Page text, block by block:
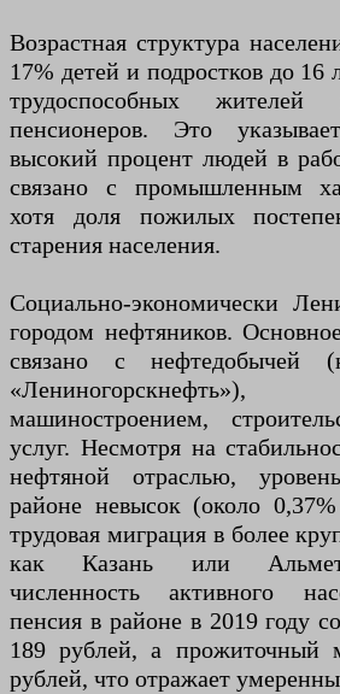
Возрастная структура
17% детей и подростков до 16
трудоспособных
пенсионеров. Это
высокий процент людей в
связано с промышленным
хотя доля пожилых
старения населения.
Социально-экономически
городом нефтяников.
связано с нефтедобычей
машиностроением,
услуг. Несмотря на
нефтяной отраслью,
районе невысок (около
трудовая миграция в более
как Казань или
численность активного
пенсия в районе в 2019 году
189 рублей, а
рублей, что отражает